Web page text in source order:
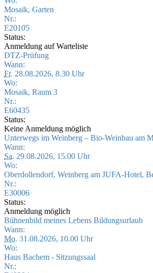
Mosaik, Garten
Nr.:
E20105
Status:
Anmeldung auf Warteliste
DTZ-Prüfung
Wann:
Fr. 28.08.2026, 8.30 Uhr
Wo:
Mosaik, Raum 3
Nr.:
E60435
Status:
Keine Anmeldung möglich
Unterwegs im Weinberg – Bio-Weinbau am
Wann:
Sa. 29.08.2026, 15.00 Uhr
Wo:
Oberdollendorf, Weinberg am JUFA-Hotel,
Nr.:
E30006
Status:
Anmeldung möglich
Bühnenbild meines Lebens Bildungsurlaub
Wann:
Mo. 31.08.2026, 10.00 Uhr
Wo:
Haus Bachem - Sitzungssaal
Nr.: